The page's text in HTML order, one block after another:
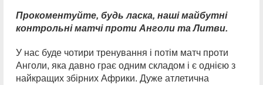
Прокоментуйте, будь ласка, наші майбутні
контрольні матчі проти Анголи та Литви.
У нас буде чотири тренування і потім матч проти
Анголи, яка давно грає одним складом і є однією з
найкращих збірних Африки. Дуже атлетична